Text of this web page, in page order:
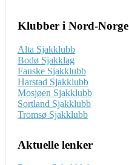
Klubber i Nord-Norge
Alta Sjakklubb
Bodø Sjakklag
Fauske Sjakklubb
Harstad Sjakklubb
Mosjøen Sjakklubb
Sortland Sjakklubb
Tromsø Sjakklubb
Aktuelle lenker